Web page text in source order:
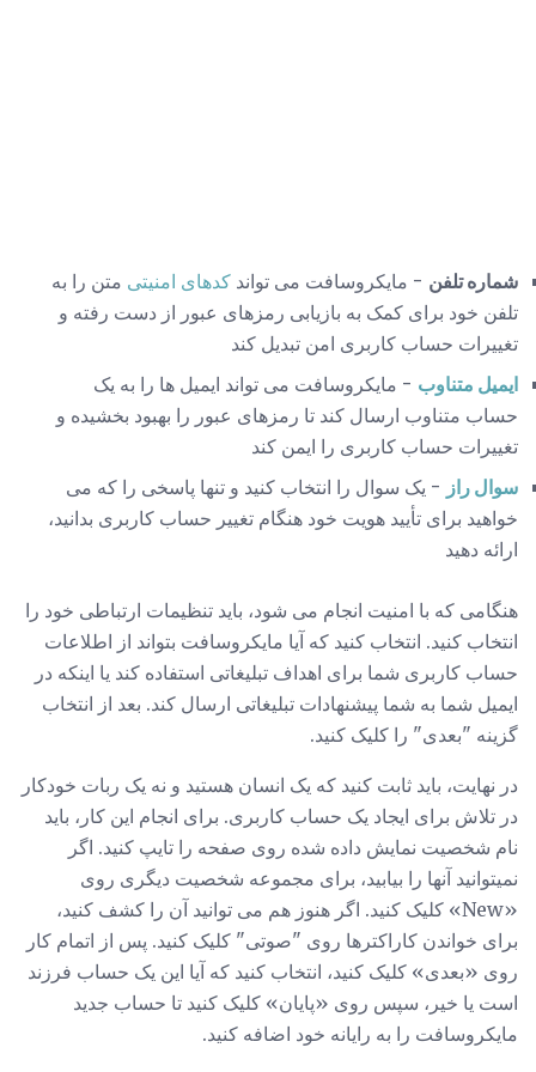
شماره تلفن - مایکروسافت می تواند کدهای امنیتی متن را به
تلفن خود برای کمک به بازیابی رمزهای عبور از دست رفته و
تغییرات حساب کاربری امن تبدیل کند
ایمیل متناوب - مایکروسافت می تواند ایمیل ها را به یک
حساب متناوب ارسال کند تا رمزهای عبور را بهبود بخشیده و
تغییرات حساب کاربری را ایمن کند
سوال راز - یک سوال را انتخاب کنید و تنها پاسخی را که می
خواهید برای تأیید هویت خود هنگام تغییر حساب کاربری بدانید،
ارائه دهید
هنگامی که با امنیت انجام می شود، باید تنظیمات ارتباطی خود را
انتخاب کنید. انتخاب کنید که آیا مایکروسافت بتواند از اطلاعات
حساب کاربری شما برای اهداف تبلیغاتی استفاده کند یا اینکه در
ایمیل شما به شما پیشنهادات تبلیغاتی ارسال کند. بعد از انتخاب
گزینه "بعدی" را کلیک کنید.
در نهایت، باید ثابت کنید که یک انسان هستید و نه یک ربات خودکار
در تلاش برای ایجاد یک حساب کاربری. برای انجام این کار، باید
نام شخصیت نمایش داده شده روی صفحه را تایپ کنید. اگر
نمیتوانید آنها را بیابید، برای مجموعه شخصیت دیگری روی
«New» کلیک کنید. اگر هنوز هم می توانید آن را کشف کنید،
برای خواندن کاراکترها روی "صوتی" کلیک کنید. پس از اتمام کار
روی «بعدی» کلیک کنید، انتخاب کنید که آیا این یک حساب فرزند
است یا خیر، سپس روی «پایان» کلیک کنید تا حساب جدید
مایکروسافت را به رایانه خود اضافه کنید.